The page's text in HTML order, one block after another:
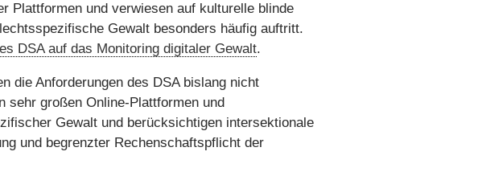
Plattformen und verwiesen auf kulturelle blinde
Gewalt besonders häufig auftritt.
DSA auf das Monitoring digitaler Gewalt.
die Anforderungen des DSA bislang nicht
sehr großen Online-Plattformen und
Gewalt und berücksichtigen intersektionale
und begrenzter Rechenschaftspflicht der